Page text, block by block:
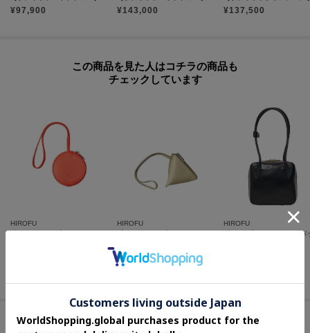
¥97,900 ¥143,000 ¥137,500
この商品を見た人はコチラの商品も
チェックしています
HIROFU
HIROFU
HIROFU
セールアイテムからのおすすめ